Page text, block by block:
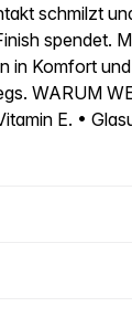
schmilzt
spendet.
in Komfort
WARUM
E. •